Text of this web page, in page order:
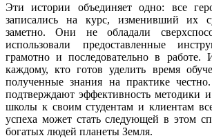
Эти истории объединяет одно: все
записались на курс, изменивший их
заметно. Они не обладали
использовали предоставленные
грамотно и последовательно в работе.
каждому, кто готов уделить время
полученные знания на практике
подтверждают эффективность методики и
школы к своим студентам и клиентам
успеха может стать следующей в этом
богатых людей планеты Земля.